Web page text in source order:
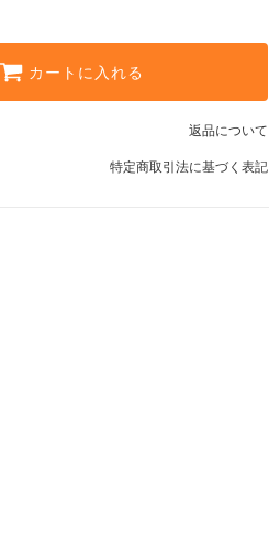
カートに入れる
返品について
特定商取引法に基づく表記